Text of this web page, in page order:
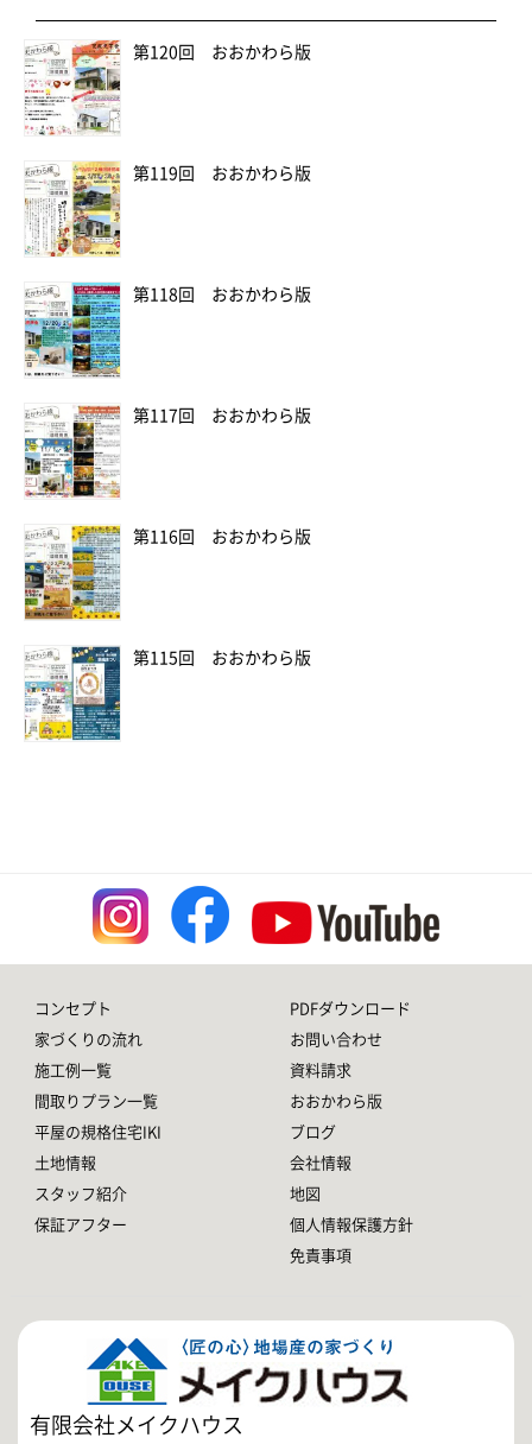
第120回 おおかわら版
第119回 おおかわら版
第118回 おおかわら版
第117回 おおかわら版
第116回 おおかわら版
第115回 おおかわら版
コンセプト
家づくりの流れ
施工例一覧
間取りプラン一覧
平屋の規格住宅IKI
土地情報
スタッフ紹介
保証アフター
PDFダウンロード
お問い合わせ
資料請求
おおかわら版
ブログ
会社情報
地図
個人情報保護方針
免責事項
有限会社メイクハウス